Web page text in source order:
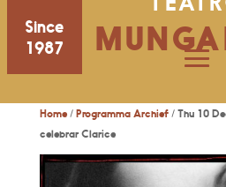
Since
1987
Home/ Programma Archief/ Thu 10
celebrar Clarice